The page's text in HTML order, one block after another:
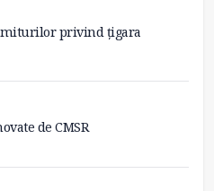
miturilor privind țigara
de CMSR